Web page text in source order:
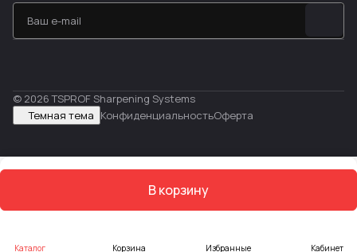
В корзину
Каталог Корзина Избранные Кабинет
© 2026 TSPROF Sharpening Systems
Темная тема КонфиденциальностьОферта